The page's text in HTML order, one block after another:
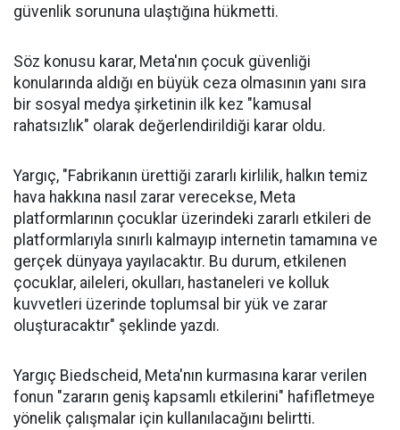
güvenlik sorununa ulaştığına hükmetti.
Söz konusu karar, Meta'nın çocuk güvenliği
konularında aldığı en büyük ceza olmasının yanı sıra
bir sosyal medya şirketinin ilk kez "kamusal
rahatsızlık" olarak değerlendirildiği karar oldu.
Yargıç, "Fabrikanın ürettiği zararlı kirlilik, halkın temiz
hava hakkına nasıl zarar verecekse, Meta
platformlarının çocuklar üzerindeki zararlı etkileri de
platformlarıyla sınırlı kalmayıp internetin tamamına ve
gerçek dünyaya yayılacaktır. Bu durum, etkilenen
çocuklar, aileleri, okulları, hastaneleri ve kolluk
kuvvetleri üzerinde toplumsal bir yük ve zarar
oluşturacaktır" şeklinde yazdı.
Yargıç Biedscheid, Meta'nın kurmasına karar verilen
fonun "zararın geniş kapsamlı etkilerini" hafifletmeye
yönelik çalışmalar için kullanılacağını belirtti.